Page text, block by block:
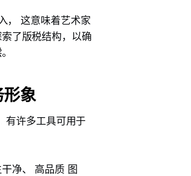
，
这意味着艺术家
了版税结构，以确
形象
有许多工具可用于
净、 高品质 图